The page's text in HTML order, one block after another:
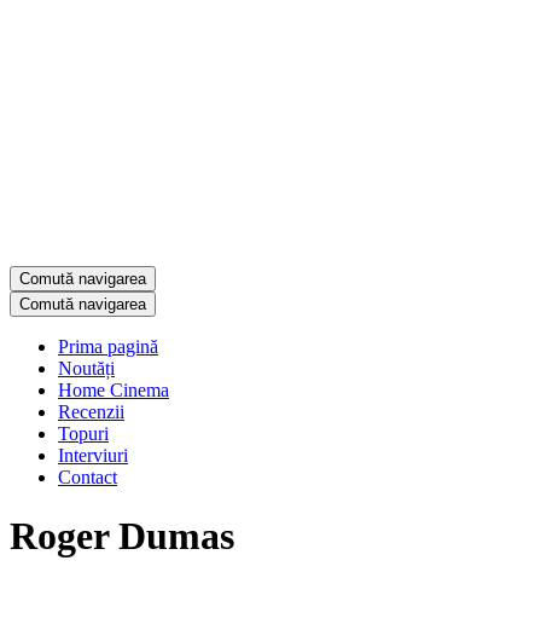
Comută navigarea
Comută navigarea
Prima pagină
Noutăți
Home Cinema
Recenzii
Topuri
Interviuri
Contact
Roger Dumas